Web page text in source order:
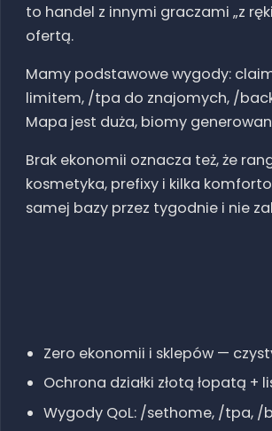
to handel z innymi graczami „z
ofertą.
Mamy podstawowe wygody:
limitem, /tpa do znajomych, /
Mapa jest duża, biomy
Brak ekonomii oznacza też, że
kosmetyka, prefixy i kilka
samej bazy przez tygodnie i nie
Zero ekonomii i sklepów —
Ochrona działki złotą łopatą
Wygody QoL: /sethome, /tpa, /